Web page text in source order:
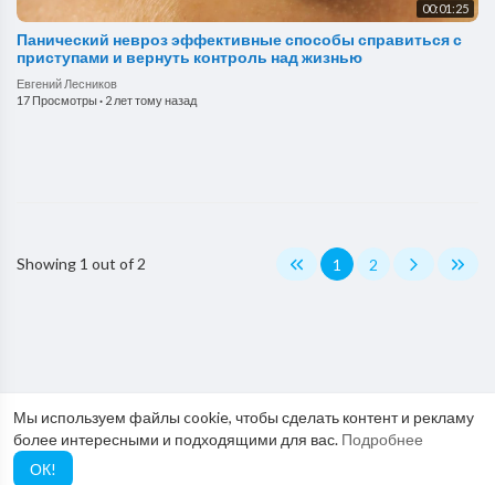
Мы используем файлы cookie, чтобы сделать контент и рекламу
более интересными и подходящими для вас. Подробнее
ОК!
00:01:25
Панический невроз эффективные способы справиться с
приступами и вернуть контроль над жизнью
Евгений Лесников
17 Просмотры· 2 лет тому назад
Showing 1 out of 2 1 2